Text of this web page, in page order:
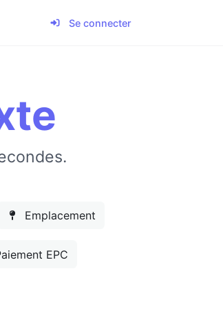
Se connecter
Emplacement
EPC